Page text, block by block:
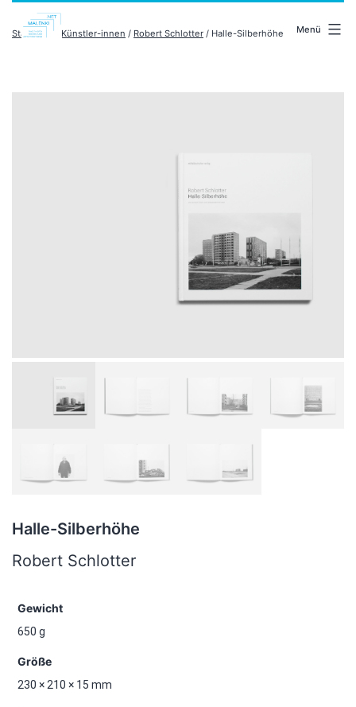
Inhalt
Menü
Startseite / Künstler-innen / Robert Schlotter / Halle-Silberhöhe
Halle-Silberhöhe
Robert Schlotter
Gewicht
650 g
Größe
230 × 210 × 15 mm